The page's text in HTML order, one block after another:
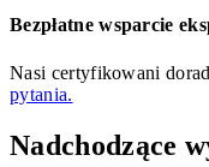
Bezpłatne wsparcie
Nasi certyfikowani
pytania.
Nadchodzące